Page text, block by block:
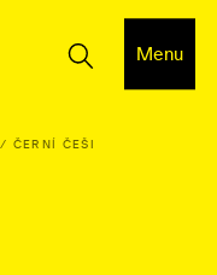
Menu
ČERNÍ ČEŠI